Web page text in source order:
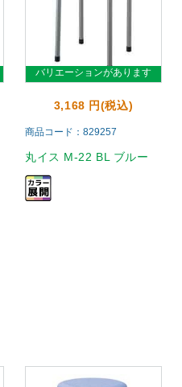
バリエーションがあります
3,168 円(税込)
商品コード：829257
丸イス M-22 BL ブルー